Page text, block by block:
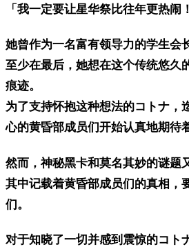
「我一定要让星华祭比往年更热闹
她曾作为一名富有领导力的学生会
至少在最后，她想在这个传统悠久
痕迹。
为了支持怀抱这种想法的コトナ，
心的黄昏部成员们开始认真地期待
然而，神秘黑卡和莫名其妙的谜题
其中记载着黄昏部成员们的真相，
们。
对于知晓了一切并感到震惊的コト